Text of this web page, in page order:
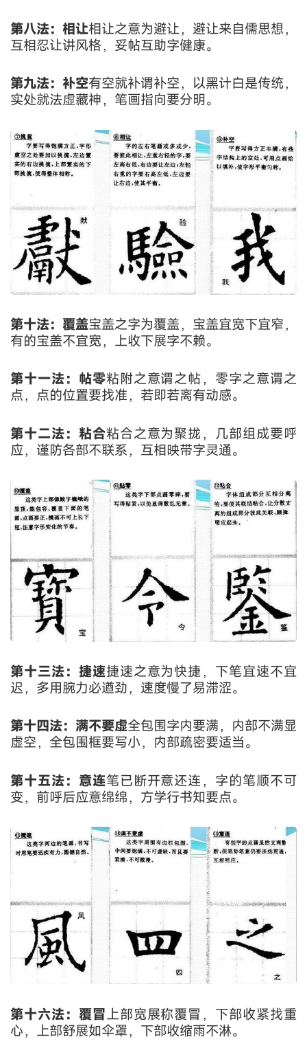
第八法：相让相让之意为避让，避让来自儒思想，
互相忍让讲风格，妥帖互助字健康。
第九法：补空有空就补谓补空，以黑计白是传统，
实处就法虚藏神，笔画指向要分明。
第十法：覆盖宝盖之字为覆盖，宝盖宜宽下宜窄，
有的宝盖不宜宽，上收下展字不赖。
第十一法：帖零粘附之意谓之帖，零字之意谓之
点，点的位置要找准，若即若离有动感。
第十二法：粘合粘合之意为聚拢，几部组成要呼
应，谨防各部不联系，互相映带字灵通。
第十三法：捷速捷速之意为快捷，下笔宜速不宜
迟，多用腕力必遒劲，速度慢了易滞涩。
第十四法：满不要虚全包围字内要满，内部不满显
虚空，全包围框要写小，内部疏密要适当。
第十五法：意连笔已断开意还连，字的笔顺不可
变，前呼后应意绵绵，方学行书知要点。
第十六法：覆冒上部宽展称覆冒，下部收紧找重
心，上部舒展如伞罩，下部收缩雨不淋。